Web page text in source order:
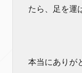
たら、足を運
本当にありが